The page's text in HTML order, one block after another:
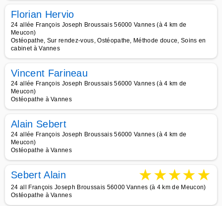
Florian Hervio
24 allée François Joseph Broussais 56000 Vannes (à 4 km de
Meucon)
Ostéopathe, Sur rendez-vous, Ostéopathe, Méthode douce, Soins en
cabinet à Vannes
Vincent Farineau
24 allée François Joseph Broussais 56000 Vannes (à 4 km de
Meucon)
Ostéopathe à Vannes
Alain Sebert
24 allée François Joseph Broussais 56000 Vannes (à 4 km de
Meucon)
Ostéopathe à Vannes
Sebert Alain ★★★★★
24 all François Joseph Broussais 56000 Vannes (à 4 km de Meucon)
Ostéopathe à Vannes